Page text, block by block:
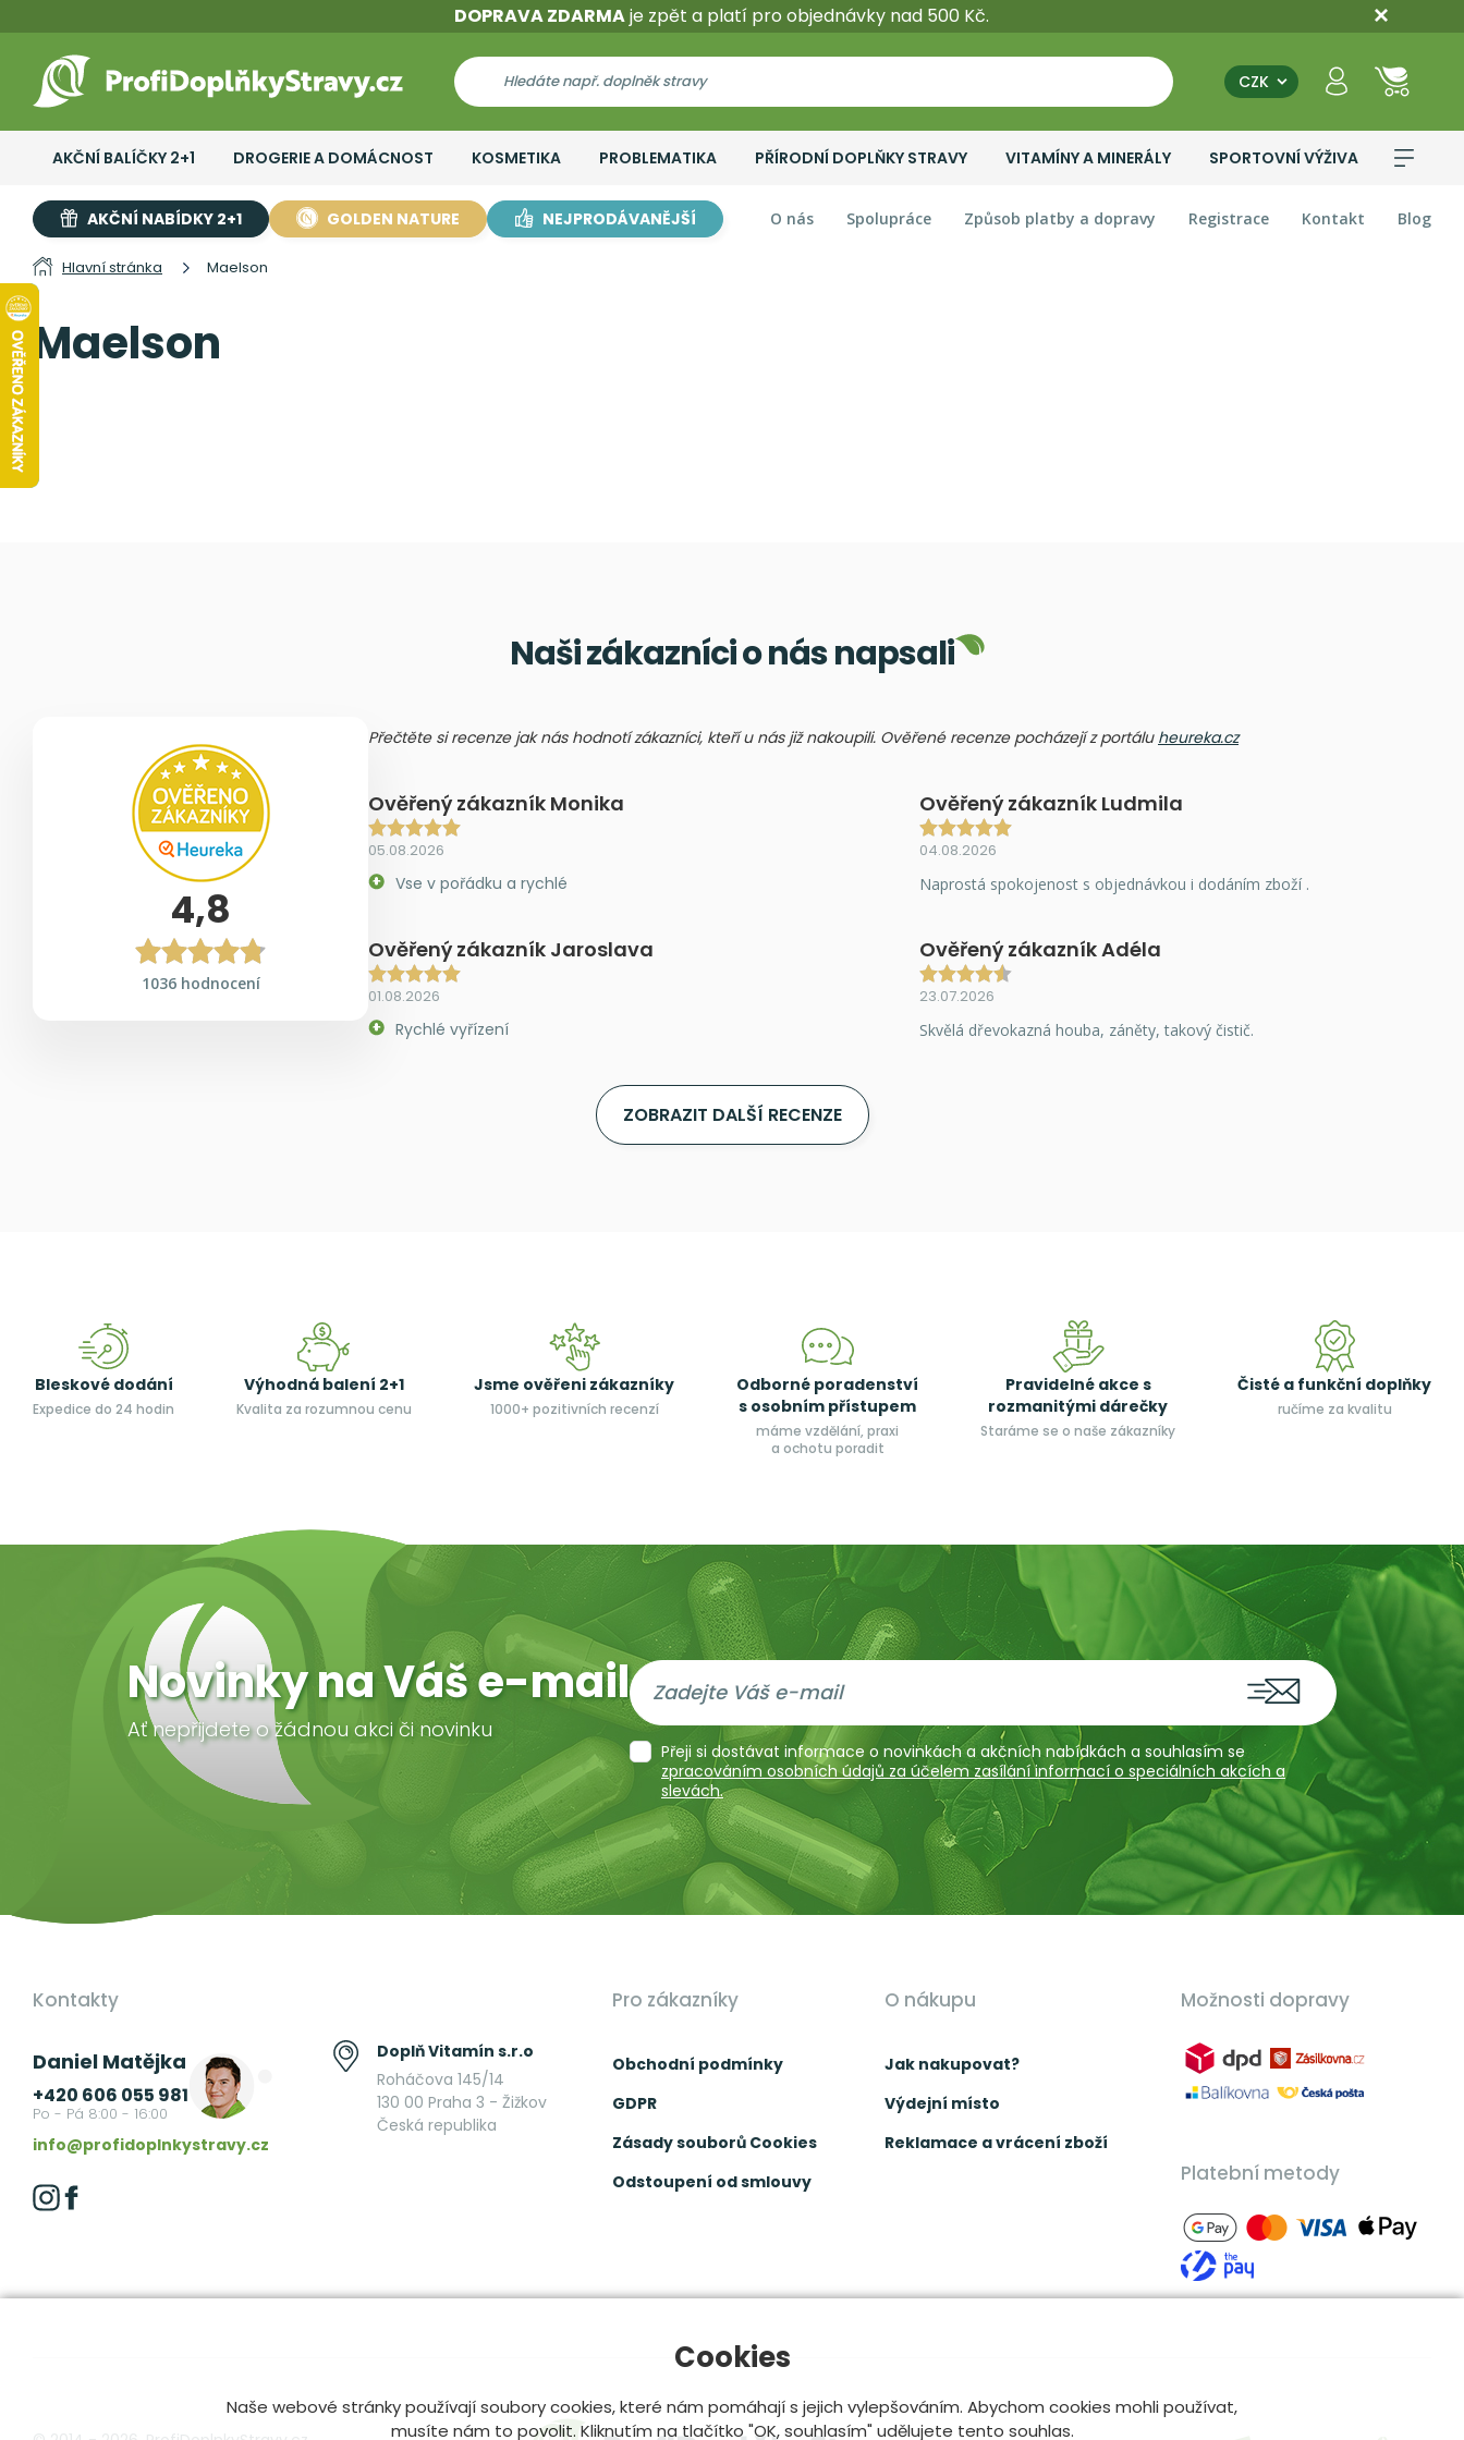
DOPRAVA ZDARMAje zpět a platí pro objednávky nad 500 Kč.
CZK
AKČNÍ BALÍČKY 2+1 DROGERIE A DOMÁCNOST KOSMETIKA PROBLEMATIKA PŘÍRODNÍ DOPLŇKY STRAVY VITAMÍNY A MINERÁLY SPORTOVNÍ VÝŽIVA
AKČNÍ NABÍDKY 2+1 GOLDEN NATURE NEJPRODÁVANĚJŠÍ O nás Spolupráce Způsob platby a dopravy Registrace Kontakt Blog
Hlavní stránka Maelson
Maelson
Naši zákazníci o nás napsali
4,8
1036 hodnocení
Přečtěte si recenze jak nás hodnotí zákazníci, kteří u nás již nakoupili. Ověřené recenze pocházejí z portálu heureka.cz
Ověřený zákazník Monika
05.08.2026
Vse v pořádku a rychlé
Ověřený zákazník Ludmila
04.08.2026
Naprostá spokojenost s objednávkou i dodáním zboží .
Ověřený zákazník Jaroslava
01.08.2026
Rychlé vyřízení
Ověřený zákazník Adéla
23.07.2026
Skvělá dřevokazná houba, záněty, takový čistič.
ZOBRAZIT DALŠÍ RECENZE
Bleskové dodání
Expedice do 24 hodin
Výhodná balení 2+1
Kvalita za rozumnou cenu
Jsme ověřeni zákazníky
1000+ pozitivních recenzí
Odborné poradenství
s osobním přístupem
máme vzdělání, praxi
a ochotu poradit
Pravidelné akce s
rozmanitými dárečky
Staráme se o naše zákazníky
Čisté a funkční doplňky
ručíme za kvalitu
Novinky na Váš e-mail
Ať nepřijdete o žádnou akci či novinku
Přeji si dostávat informace o novinkách a akčních nabídkách a souhlasím se
zpracováním osobních údajů za účelem zasílání informací o speciálních akcích a
slevách.
Kontakty
Daniel Matějka
+420 606 055 981
Po - Pá 8:00 - 16:00
info@profidoplnkystravy.cz
Doplň Vitamín s.r.o
Roháčova 145/14
130 00 Praha 3 - Žižkov
Česká republika
Pro zákazníky
Obchodní podmínky
GDPR
Zásady souborů Cookies
Odstoupení od smlouvy
O nákupu
Jak nakupovat?
Výdejní místo
Reklamace a vrácení zboží
Možnosti dopravy
Platební metody
Cookies
Naše webové stránky používají soubory cookies, které nám pomáhají s jejich vylepšováním. Abychom cookies mohli používat,
musíte nám to povolit. Kliknutím na tlačítko "OK, souhlasím" udělujete tento souhlas.